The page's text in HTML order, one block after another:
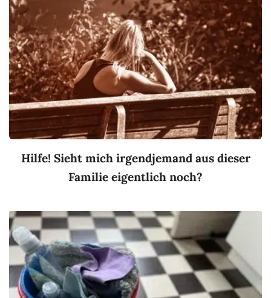
Hilfe! Sieht mich irgendjemand aus dieser
Familie eigentlich noch?